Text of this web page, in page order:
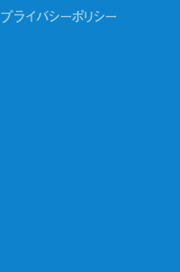
プライバシーポリシー